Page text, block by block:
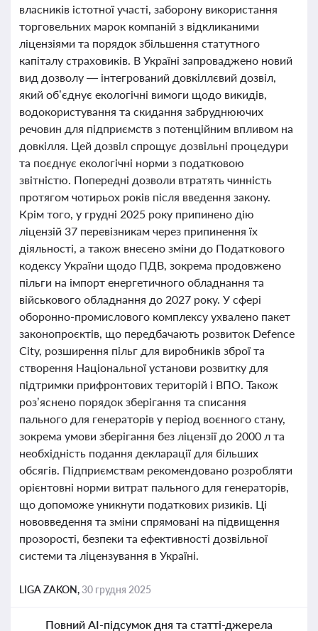
власників істотної участі, заборону використання
торговельних марок компаній з відкликаними
ліцензіями та порядок збільшення статутного
капіталу страховиків. В Україні запроваджено новий
вид дозволу — інтегрований довкіллєвий дозвіл,
який об’єднує екологічні вимоги щодо викидів,
водокористування та скидання забруднюючих
речовин для підприємств з потенційним впливом на
довкілля. Цей дозвіл спрощує дозвільні процедури
та поєднує екологічні норми з податковою
звітністю. Попередні дозволи втратять чинність
протягом чотирьох років після введення закону.
Крім того, у грудні 2025 року припинено дію
ліцензій 37 перевізникам через припинення їх
діяльності, а також внесено зміни до Податкового
кодексу України щодо ПДВ, зокрема продовжено
пільги на імпорт енергетичного обладнання та
військового обладнання до 2027 року. У сфері
оборонно-промислового комплексу ухвалено пакет
законопроєктів, що передбачають розвиток Defence
City, розширення пільг для виробників зброї та
створення Національної установи розвитку для
підтримки прифронтових територій і ВПО. Також
роз’яснено порядок зберігання та списання
пального для генераторів у період воєнного стану,
зокрема умови зберігання без ліцензії до 2000 л та
необхідність подання декларації для більших
обсягів. Підприємствам рекомендовано розробляти
орієнтовні норми витрат пального для генераторів,
що допоможе уникнути податкових ризиків. Ці
нововведення та зміни спрямовані на підвищення
прозорості, безпеки та ефективності дозвільної
системи та ліцензування в Україні.
LIGA ZAKON,30 грудня 2025
Повний AI-підсумок дня та статті-джерела